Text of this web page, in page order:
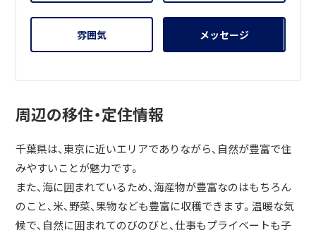
雰囲気 メッセージ
周辺の移住・定住情報
千葉県は、東京に近いエリアでありながら、自然が豊富で住
みやすいことが魅力です。
また、海に囲まれているため、海産物が豊富なのはもちろん
のこと、米、野菜、果物なども豊富に収穫できます。温暖な気
候で、自然に囲まれてのびのびと、仕事もプライベートも子